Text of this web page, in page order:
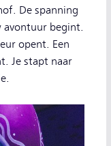
De spanning
begint.
opent. Een
Je stapt naar